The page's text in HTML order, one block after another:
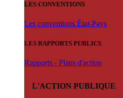
LES CONVENTIONS
Les conventions État-Pays
LES RAPPORTS PUBLICS
Rapports - Plans d'action
L'ACTION PUBLIQUE